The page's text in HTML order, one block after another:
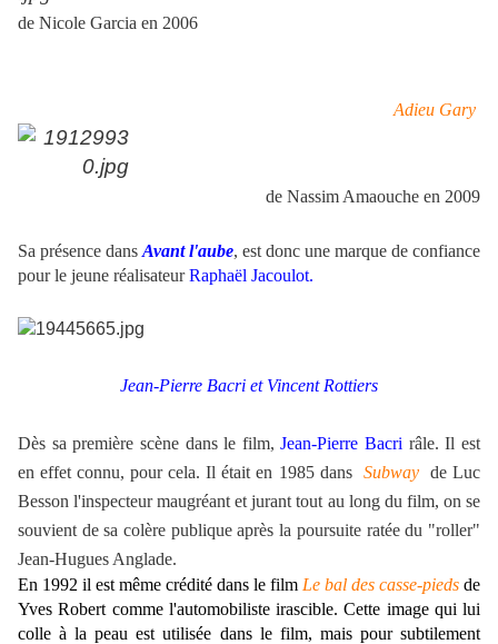
de Nicole Garcia en 2006
Adieu Gary
de Nassim Amaouche en 2009
Sa présence dans Avant l'aube, est donc une marque de confiance
pour le jeune réalisateurRaphaël Jacoulot.
Jean-Pierre Bacri et Vincent Rottiers
Dès sa première scène dans le film,Jean-Pierre Bacri râle. Il est
en effet connu, pour cela. Il était en 1985 dans Subwayde Luc
Besson l'inspecteur maugréant et jurant tout au long du film, on se
souvient de sa colère publique après la poursuite ratée du "roller"
Jean-Hugues Anglade.
En 1992 il est même crédité dans le film Le bal des casse-pieds de
Yves Robert comme l'automobiliste irascible. Cette image qui lui
colle à la peau est utilisée dans le film, mais pour subtilement